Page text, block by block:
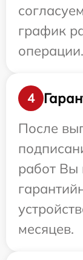
график
операции.
4
После
работ Вы
месяцев.